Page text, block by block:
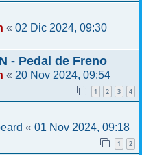
« 02 Dic 2024, 09:30
- Pedal de Freno
« 20 Nov 2024, 09:54
1 2 3 4
« 01 Nov 2024, 09:18
1 2